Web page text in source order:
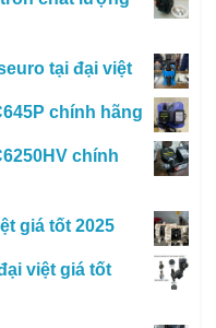
tại đại việt
chính hãng
chính
giá tốt 2025
việt giá tốt